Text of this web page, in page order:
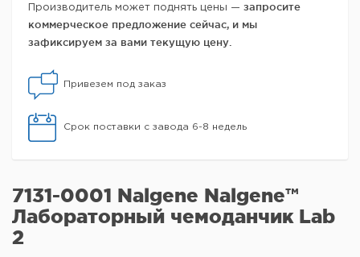
Производитель может поднять цены — запросите
коммерческое предложение сейчас, и мы
зафиксируем за вами текущую цену.
Привезем под заказ
Срок поставки с завода 6-8 недель
7131-0001 Nalgene Nalgene™
Лабораторный чемоданчик Lab
2